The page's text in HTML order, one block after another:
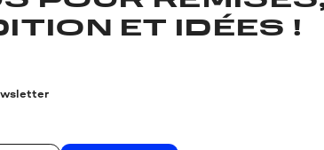
ET IDÉES !